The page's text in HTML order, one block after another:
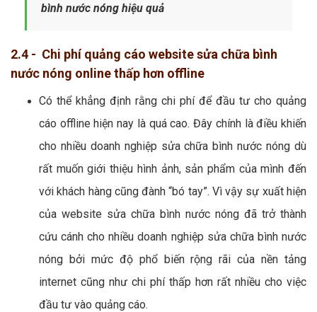
bình nước nóng hiệu quả
2.4 - Chi phí quảng cáo website sửa chữa bình
nước nóng online thấp hơn offline
Có thể khẳng định rằng chi phí để đầu tư cho quảng
cáo offline hiện nay là quá cao. Đây chính là điều khiến
cho nhiều doanh nghiệp sửa chữa bình nước nóng dù
rất muốn giới thiệu hình ảnh, sản phẩm của mình đến
với khách hàng cũng đành “bó tay”. Vì vậy sự xuất hiện
của website sửa chữa bình nước nóng đã trở thành
cứu cánh cho nhiều doanh nghiệp sửa chữa bình nước
nóng bởi mức độ phổ biến rộng rãi của nền tảng
internet cũng như chi phí thấp hơn rất nhiều cho việc
đầu tư vào quảng cáo.